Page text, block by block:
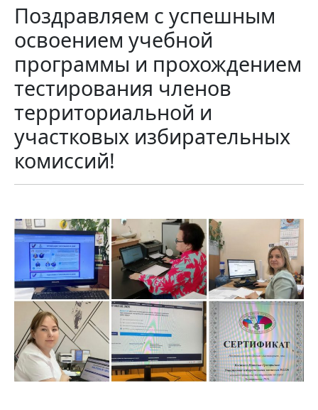
Поздравляем с успешным
освоением учебной
программы и прохождением
тестирования членов
территориальной и
участковых избирательных
комиссий!